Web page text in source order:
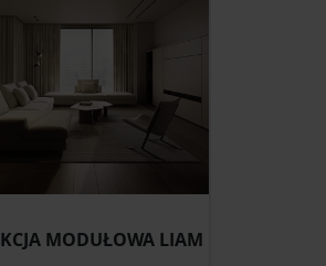
MODUŁOWA LIAM